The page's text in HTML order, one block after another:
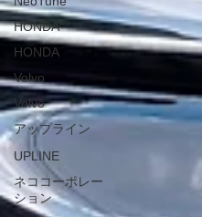
HONDA
HONDA
Volvo
Volvo
アップライン
UPLINE
ネココーポレー
ション